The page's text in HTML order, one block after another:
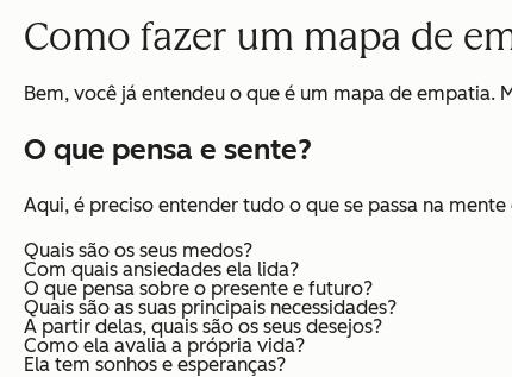
Como fazer um mapa de
Bem, você já entendeu o que é um mapa de empatia.
O que pensa e sente?
Aqui, é preciso entender tudo o que se passa na mente
Quais são os seus medos?
Com quais ansiedades ela lida?
O que pensa sobre o presente e futuro?
Quais são as suas principais necessidades?
A partir delas, quais são os seus desejos?
Como ela avalia a própria vida?
Ela tem sonhos e esperanças?